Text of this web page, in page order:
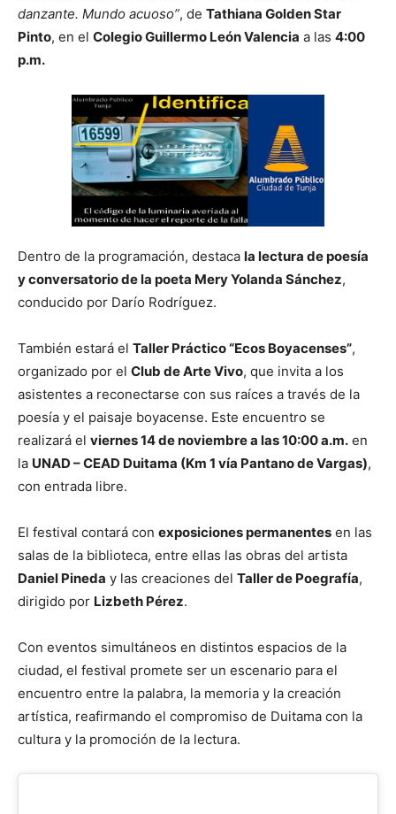
danzante. Mundo acuoso”, de Tathiana Golden Star
Pinto, en el Colegio Guillermo León Valencia a las 4:00
p.m.
Dentro de la programación, destaca la lectura de poesía
y conversatorio de la poeta Mery Yolanda Sánchez,
conducido por Darío Rodríguez.
También estará el Taller Práctico “Ecos Boyacenses”,
organizado por el Club de Arte Vivo, que invita a los
asistentes a reconectarse con sus raíces a través de la
poesía y el paisaje boyacense. Este encuentro se
realizará el viernes 14 de noviembre a las 10:00 a.m. en
la UNAD – CEAD Duitama (Km 1 vía Pantano de Vargas),
con entrada libre.
El festival contará con exposiciones permanentes en las
salas de la biblioteca, entre ellas las obras del artista
Daniel Pineda y las creaciones del Taller de Poegrafía,
dirigido por Lizbeth Pérez.
Con eventos simultáneos en distintos espacios de la
ciudad, el festival promete ser un escenario para el
encuentro entre la palabra, la memoria y la creación
artística, reafirmando el compromiso de Duitama con la
cultura y la promoción de la lectura.